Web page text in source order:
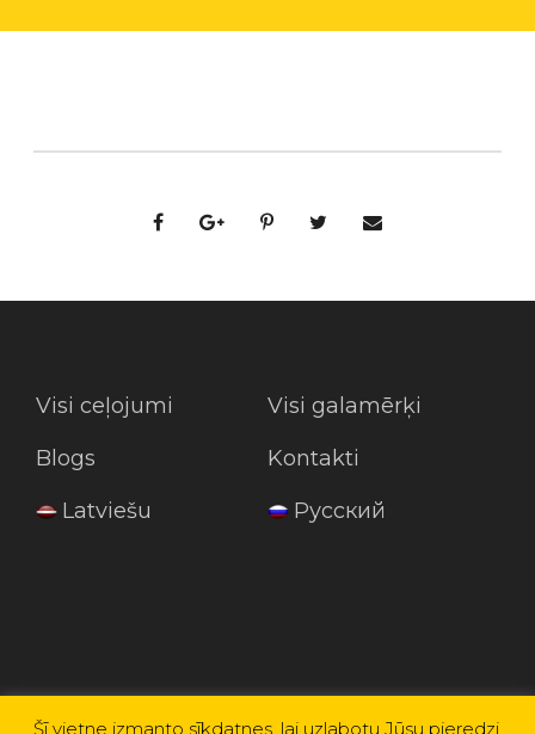
Visi ceļojumi
Visi galamērķi
Blogs
Kontakti
Latviešu
Русский
Šī vietne izmanto sīkdatnes, lai uzlabotu Jūsu pieredzi.